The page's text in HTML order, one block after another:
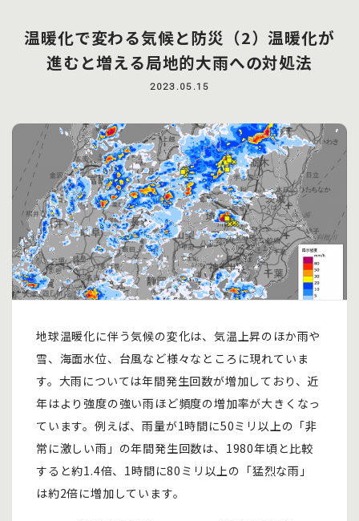
温暖化で変わる気候と防災（2）温暖化が
進むと増える局地的大雨への対処法
2023.05.15
地球温暖化に伴う気候の変化は、気温上昇のほか雨や
雪、海面水位、台風など様々なところに現れていま
す。大雨については年間発生回数が増加しており、近
年はより強度の強い雨ほど頻度の増加率が大きくなっ
ています。例えば、雨量が1時間に50ミリ以上の「非
常に激しい雨」の年間発生回数は、1980年頃と比較
すると約1.4倍、1時間に80ミリ以上の「猛烈な雨」
は約2倍に増加しています。